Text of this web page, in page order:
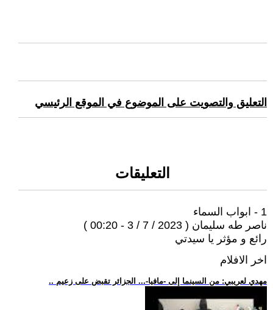
التعليق والتصويت على الموضوع في الموقع الرئيسي
التعليقات
1 - ابواب السماء
ناصر طه سليمان ( 2023 / 7 / 3 - 00:20 )
رائع و مؤثر يا سيدتي
اخر الافلام
.. مهدي لعريبي: من السينما إلى -مافيا-... الجزائر تقبض على زعيم